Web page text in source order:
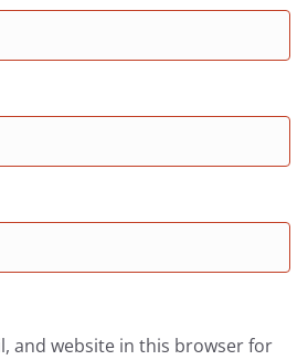
and website in this browser for